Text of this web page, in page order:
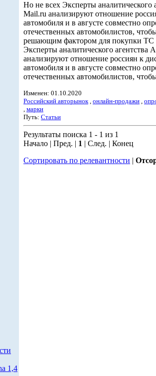
1,4
Но не всех Эксперты аналитического
Mail.ru анализируют отношение
автомобиля и в августе совместно
отечественных автомобилистов,
решающим фактором для покупки ТС
Эксперты аналитического агентства
анализируют отношение россиян к
автомобиля и в августе совместно
отечественных автомобилистов,
Изменен: 01.10.2020
Российский авторынок, онлайн-продажи ,
, марки
Путь: Статьи
Результаты поиска 1 - 1 из 1
Начало | Пред. | 1 | След. | Конец
Сортировать по релевантности |